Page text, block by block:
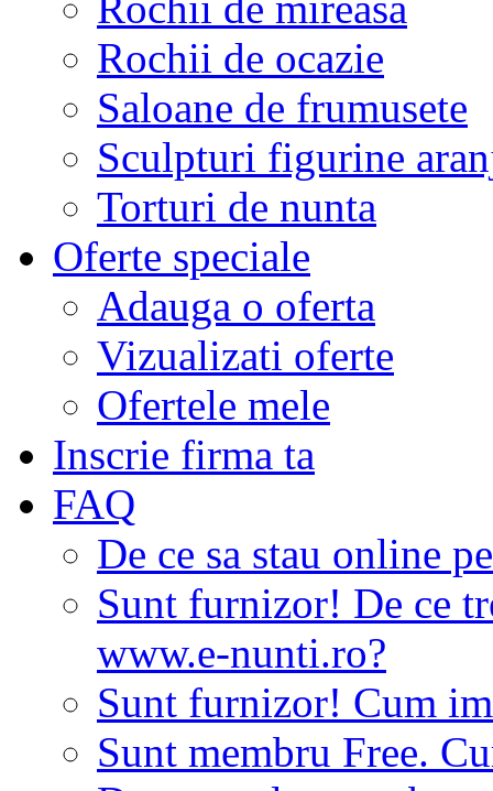
Rochii de ocazie
Saloane de frumusete
Sculpturi figurine
Torturi de nunta
Oferte speciale
Adauga o oferta
Vizualizati oferte
Ofertele mele
Inscrie firma ta
FAQ
De ce sa stau online
Sunt furnizor! De ce
www.e-nunti.ro?
Sunt furnizor! Cum
Sunt membru Free.